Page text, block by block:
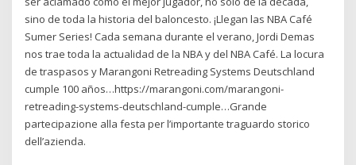
sino de toda la historia del baloncesto. ¡Llegan las NBA Café
Sumer Series! Cada semana durante el verano, Jordi Demas
nos trae toda la actualidad de la NBA y del NBA Café. La locura
de traspasos y Marangoni Retreading Systems Deutschland
cumple 100 años…https://marangoni.com/marangoni-
retreading-systems-deutschland-cumple…Grande
partecipazione alla festa per l’importante traguardo storico
dell’azienda.